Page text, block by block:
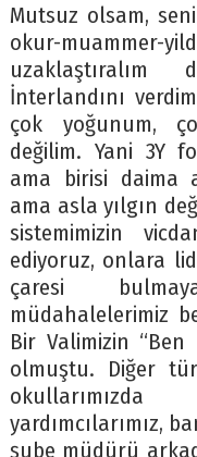
Mutsuz olsam,
okur-
uzaklaştıralım
İnterlandını
çok yoğunum,
değilim. Yani 3Y
ama birisi daima
ama asla yılgın
sistemimizin
ediyoruz, onlara
çaresi
müdahalelerimiz
Bir Valimizin
olmuştu. Diğer
yardımcılarımız,
şube müdürü